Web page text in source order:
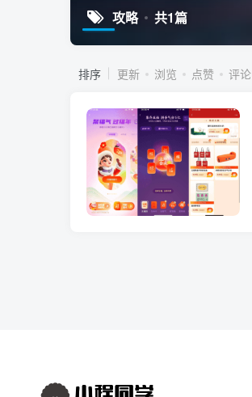
攻略 共1篇
排序 更新 浏览 点赞 评论